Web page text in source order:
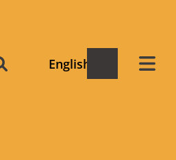
English